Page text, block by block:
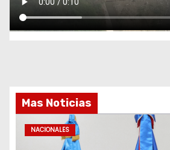
Mas Noticias
NACIONALES